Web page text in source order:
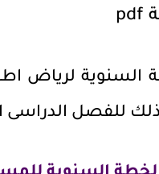
السنوية لرياض